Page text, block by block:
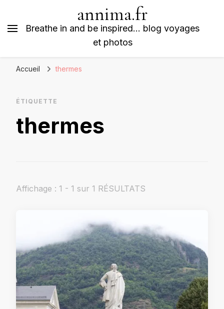
annima.fr
Breathe in and be inspired… blog voyages
et photos
Accueil thermes
ÉTIQUETTE
thermes
Affichage : 1 - 1 sur 1 RÉSULTATS